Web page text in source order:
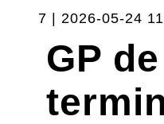
7 | 2026-05-24
GP